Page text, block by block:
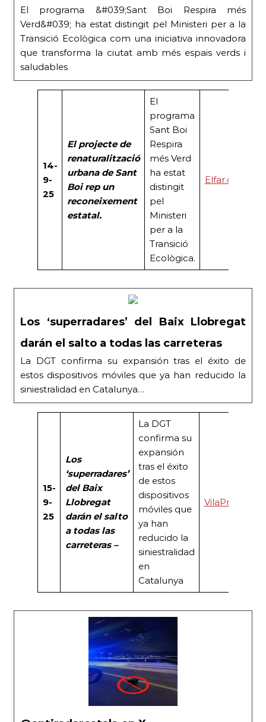
El programa &#039;Sant Boi Respira més
Verd&#039; ha estat distingit pel Ministeri per a la
Transició Ecològica com una iniciativa innovadora
que transforma la ciutat amb més espais verds i
saludables
14-
9-
25
El projecte de
renaturalització
urbana de Sant
Boi rep un
reconeixement
estatal.
El
programa
Sant Boi
Respira
més Verd
ha estat
distingit
pel
Ministeri
per a la
Transició
Ecològica.
Elfar.cat
Los ‘superradares’ del Baix Llobregat
darán el salto a todas las carreteras
La DGT confirma su expansión tras el éxito de
estos dispositivos móviles que ya han reducido la
siniestralidad en Catalunya…
15-
9-
25
Los
‘superradares’
del Baix
Llobregat
darán el salto
a todas las
carreteras –
La DGT
confirma su
expansión
tras el éxito
de estos
dispositivos
móviles que
ya han
reducido la
siniestralidad
en
Catalunya
VilaPress